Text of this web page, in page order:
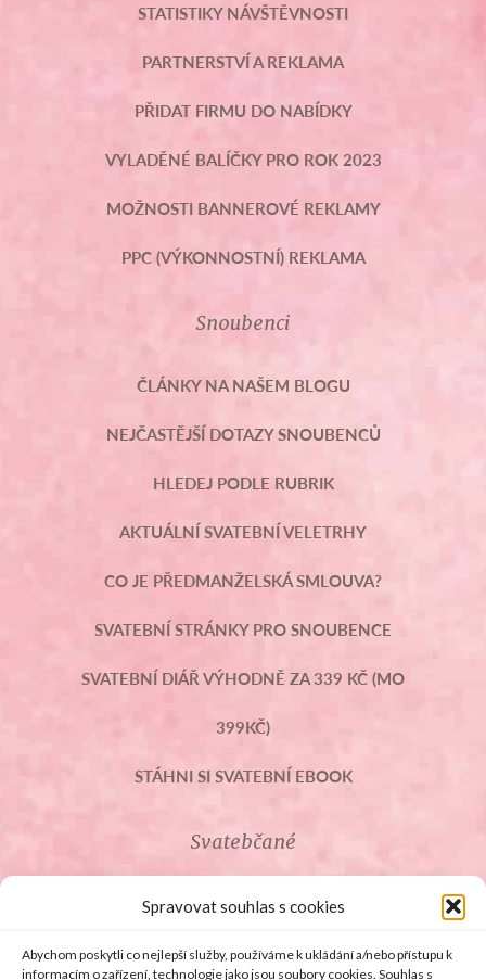
Spravovat souhlas s cookies
Abychom poskytli co nejlepší služby, používáme k ukládání a/nebo přístupu k
informacím o zařízení, technologie jako jsou soubory cookies. Souhlas s
STATISTIKY NÁVŠTĚVNOSTI
PARTNERSTVÍ A REKLAMA
PŘIDAT FIRMU DO NABÍDKY
VYLADĚNÉ BALÍČKY PRO ROK 2023
MOŽNOSTI BANNEROVÉ REKLAMY
PPC (VÝKONNOSTNÍ) REKLAMA
Snoubenci
ČLÁNKY NA NAŠEM BLOGU
NEJČASTĚJŠÍ DOTAZY SNOUBENCŮ
HLEDEJ PODLE RUBRIK
AKTUÁLNÍ SVATEBNÍ VELETRHY
CO JE PŘEDMANŽELSKÁ SMLOUVA?
SVATEBNÍ STRÁNKY PRO SNOUBENCE
SVATEBNÍ DIÁŘ VÝHODNĚ ZA 339 KČ (MO
399KČ)
STÁHNI SI SVATEBNÍ EBOOK
Svatebčané
ROZCESTNÍK PRO SVATEBČANY
SVATEBNÍ PROSLOVY